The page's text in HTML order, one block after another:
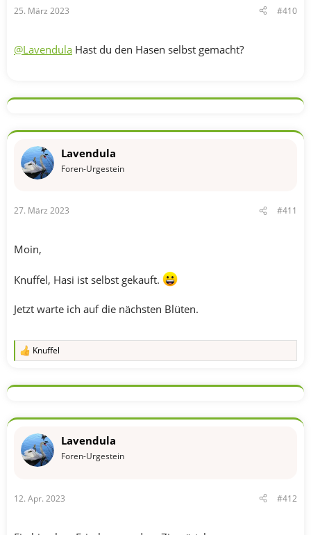
:
25. März 2023 #410
@Lavendula Hast du den Hasen selbst gemacht?
Lavendula
Foren-Urgestein
27. März 2023 #411
Moin,
Knuffel, Hasi ist selbst gekauft.
Jetzt warte ich auf die nächsten Blüten.
R
k
o
e
n
Knuffel
Lavendula
Foren-Urgestein
12. Apr. 2023 #412